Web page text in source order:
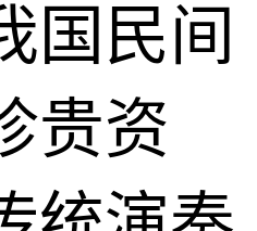
国民间
贵资